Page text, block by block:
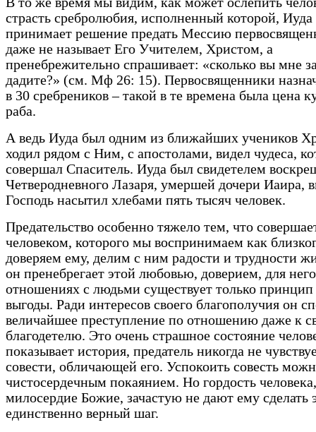
страсть сребролюбия, исполненный которой, Иуда
принимает решение предать Мессию
даже не называет Его Учителем, Христом, а
пренебрежительно спрашивает: «сколько вы мне
дадите?» (см. Мф 26: 15). Первосвященники
в 30 сребреников – такой в те времена была цена
раба.
А ведь Иуда был одним из ближайших учеников
ходил рядом с Ним, с апостолами, видел чудеса,
совершал Спаситель. Иуда был свидетелем
Четверодневного Лазаря, умершей дочери Иаира,
Господь насытил хлебами пять тысяч человек.
Предательство особенно тяжело тем, что
человеком, которого мы воспринимаем как
доверяем ему, делим с ним радости и трудности
он пренебрегает этой любовью, доверием, для
отношениях с людьми существует только
выгоды. Ради интересов своего благополучия он
величайшее преступление по отношению даже к
благодетелю. Это очень страшное состояние
показывает история, предатель никогда не
совести, обличающей его. Успокоить совесть
чистосердечным покаянием. Но гордость
милосердие Божие, зачастую не дают ему сделать
единственно верный шаг.